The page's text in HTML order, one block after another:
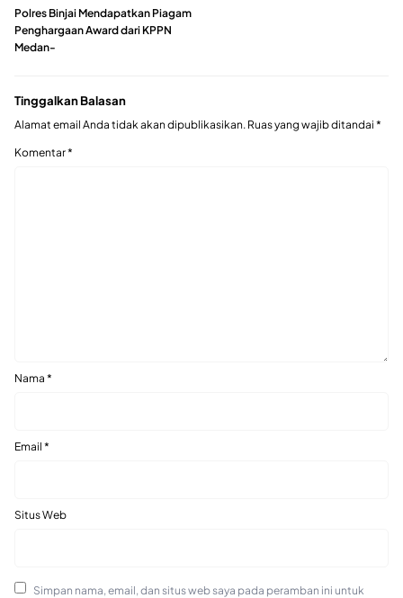
Polres Binjai Mendapatkan Piagam
Penghargaan Award dari KPPN
Medan-
Tinggalkan Balasan
Alamat email Anda tidak akan dipublikasikan. Ruas yang wajib ditandai *
Komentar*
Nama *
Email *
Situs Web
Simpan nama, email, dan situs web saya pada peramban ini untuk